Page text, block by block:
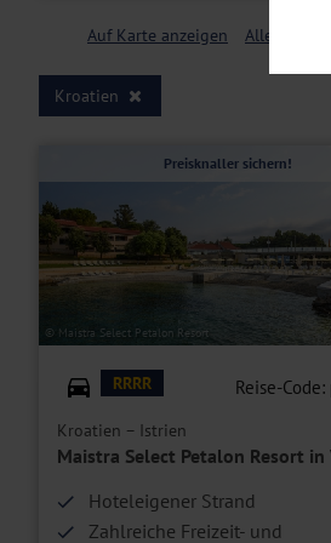
Auf Karte anzeigen Alle Filter
Kroatien
© Maistra Select Petalon Resort
Preisknaller sichern!
RRRR Reise-Code:
Kroatien – Istrien
Maistra Select Petalon Resort in
Hoteleigener Strand
Zahlreiche Freizeit- und